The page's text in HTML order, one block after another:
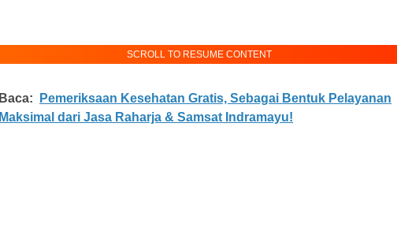
SCROLL TO RESUME CONTENT
Baca:
Pemeriksaan Kesehatan Gratis, Sebagai Bentuk Pelayanan
Maksimal dari Jasa Raharja & Samsat Indramayu!